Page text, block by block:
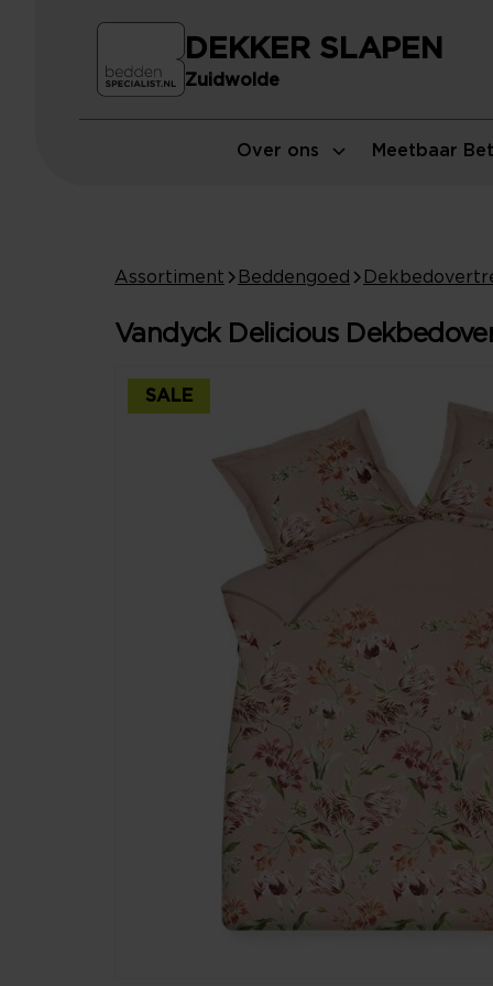
Over ons Meetbaar
DEKKER SLAPEN
Zuidwolde
Assortiment Beddengoed
Vandyck Delicious
SALE